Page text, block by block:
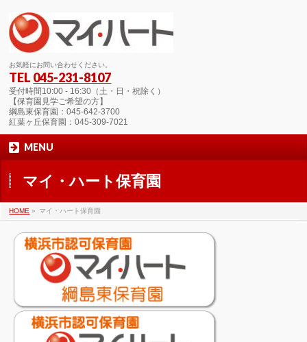
お気軽にお問い合わせください。
TEL 045-231-8107
受付時間10:00 - 16:30（土・日・祝除く）
【保育園見学ご希望の方】
綱島東保育園：045-642-3700
紅葉ヶ丘保育園：045-309-7021
MENU
マイ・ハート保育園
HOME » マイ・ハート保育園